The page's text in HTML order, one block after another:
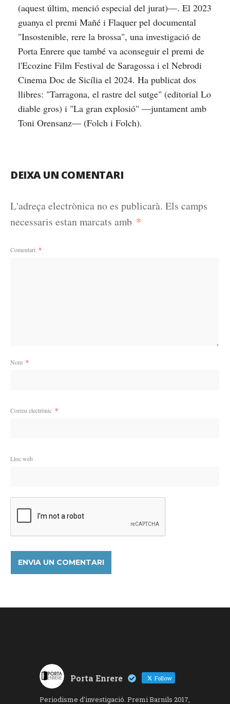
(aquest últim, menció especial del jurat)—. El 2023
guanya el premi Mañé i Flaquer pel documental
"Insostenible, rere la brossa", una investigació de
Porta Enrere que també va aconseguir el premi de
l'Ecozine Film Festival de Saragossa i el Nebrodi
Cinema Doc de Sicília el 2024. Ha publicat dos
llibres: "Tarragona, el rastre del sutge" (editorial Lo
diable gros) i "La gran explosió" —juntament amb
Toni Orensanz— (Folch i Folch).
DEIXA UN COMENTARI
L'adreça electrònica no es publicarà. Els camps
necessaris estan marcats amb *
Comentari *
Nom *
Correu electrònic *
Lloc web
Porta Enrere Follow
Periodisme d'investigació. Premi Barnils 2017,